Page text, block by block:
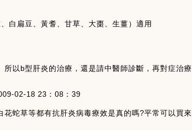
白扁豆、黃耆、甘草、大棗、生薑）適用
所以 b型肝炎的治療，還是請中醫師診斷，再對症治療
02-18 23 ： 08 ： 39
花蛇草等都有抗肝炎病毒療效是真的嗎?平常可以買